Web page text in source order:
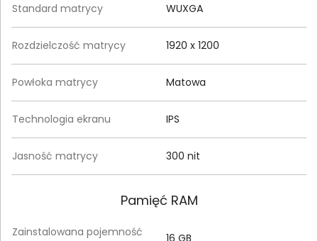
Standard matrycy WUXGA
Rozdzielczość matrycy 1920 x 1200
Powłoka matrycy Matowa
Technologia ekranu IPS
Jasność matrycy 300 nit
Pamięć RAM
Zainstalowana pojemność
16 GB